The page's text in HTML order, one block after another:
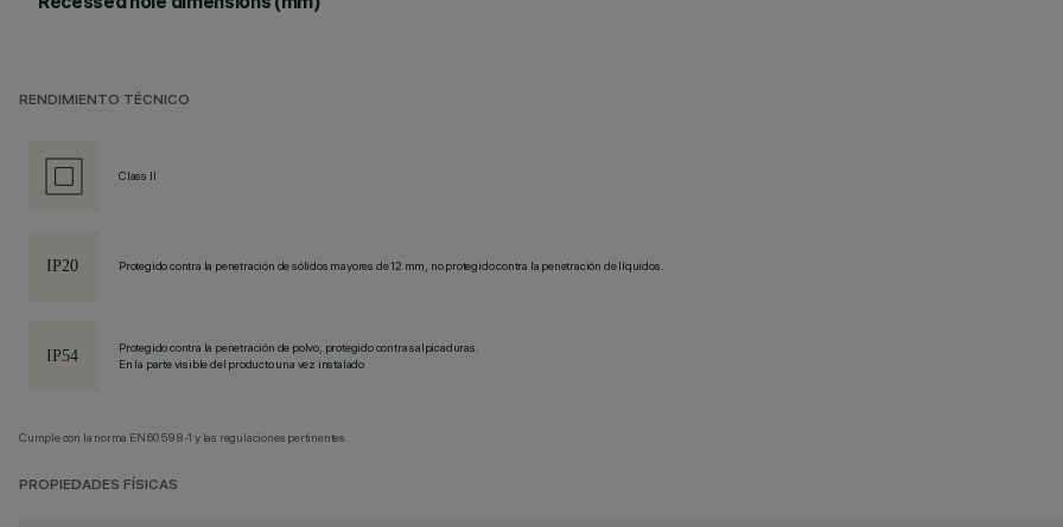
RENDIMIENTO TÉCNICO
Class II
Protegido contra la penetración de sólidos mayores de 12 mm, no protegido contra la penetración de líquidos.
Protegido contra la penetración de polvo, protegido contra salpicaduras.
En la parte visible del producto una vez instalado
Cumple con la norma EN60598-1 y las regulaciones pertinentes.
PROPIEDADES FÍSICAS